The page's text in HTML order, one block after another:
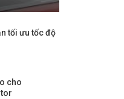
tối ưu tốc độ
cho